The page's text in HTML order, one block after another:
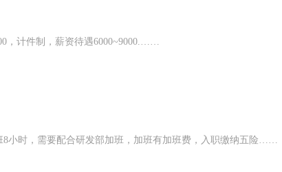
，计件制，薪资待遇6000~9000.……
小时，需要配合研发部加班，加班有加班费，入职缴纳五险……